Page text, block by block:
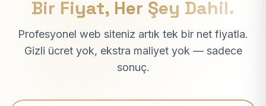
Bir Fiyat, Her Şey Dahil.
Profesyonel web siteniz artık tek bir net fiyatla.
Gizli ücret yok, ekstra maliyet yok — sadece
sonuç.